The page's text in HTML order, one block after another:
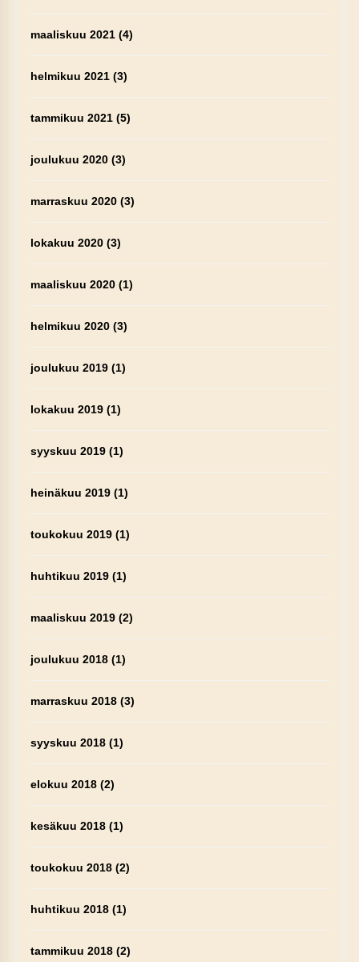
maaliskuu 2021(4)
helmikuu 2021(3)
tammikuu 2021(5)
joulukuu 2020(3)
marraskuu 2020(3)
lokakuu 2020(3)
maaliskuu 2020(1)
helmikuu 2020(3)
joulukuu 2019(1)
lokakuu 2019(1)
syyskuu 2019(1)
heinäkuu 2019(1)
toukokuu 2019(1)
huhtikuu 2019(1)
maaliskuu 2019(2)
joulukuu 2018(1)
marraskuu 2018(3)
syyskuu 2018(1)
elokuu 2018(2)
kesäkuu 2018(1)
toukokuu 2018(2)
huhtikuu 2018(1)
tammikuu 2018(2)